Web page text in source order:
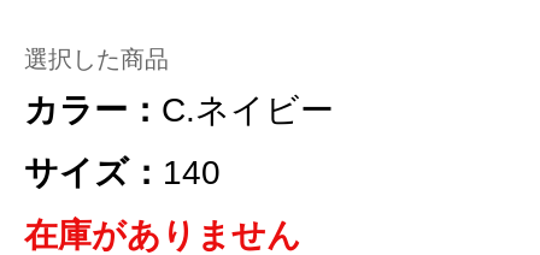
選択した商品
カラー： C.ネイビー
サイズ： 140
在庫がありません